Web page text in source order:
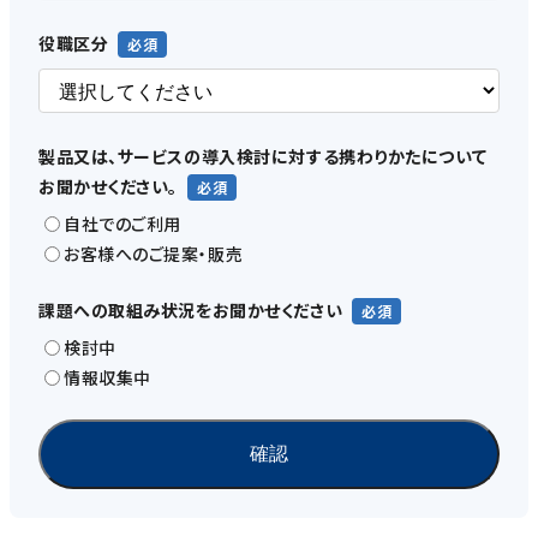
役職区分
製品又は、サービスの導入検討に対する携わりかたについて
お聞かせください。
自社でのご利用
お客様へのご提案・販売
課題への取組み状況をお聞かせください
検討中
情報収集中